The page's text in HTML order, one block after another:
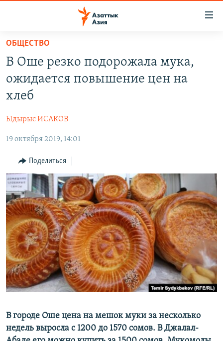
Вернуться
основному
содержанию
Вернутся
главной
навигации
Вернутся
поиску
КАЗАХСТАН
КЫРГЫЗСТАН
ТАДЖИКИСТАН
НОВОСТИ
ВОЙНА В УКРАИНЕ
ҚАЗАҚША
КЫРГЫЗЧА
ЎЗБЕКЧА
ТОҶИКӢ
TÜRKMENÇE
ПОДПИШИТЕСЬ НА НАС В СОЦСЕТЯХ
Все сайты РСЕ/РС
ОБЩЕСТВО
В Оше резко подорожала мука,
ожидается повышение цен на
хлеб
Ыдырыс ИСАКОВ
19 октября 2019, 14:01
Поделиться
В городе Оше цена на мешок муки за несколько
недель выросла с 1200 до 1570 сомов. В Джалал-